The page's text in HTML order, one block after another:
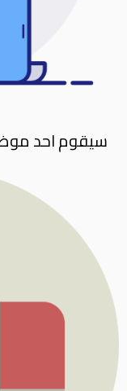
سيقوم احد